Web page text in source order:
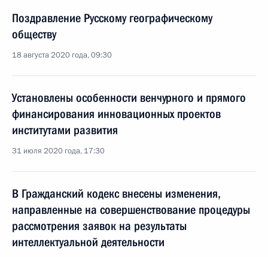
Поздравление Русскому географическому
обществу
18 августа 2020 года, 09:30
Установлены особенности венчурного и прямого
финансирования инновационных проектов
институтами развития
31 июля 2020 года, 17:30
В Гражданский кодекс внесены изменения,
направленные на совершенствование процедуры
рассмотрения заявок на результаты
интеллектуальной деятельности